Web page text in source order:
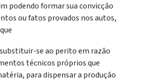
podendo formar sua convicção
ou fatos provados nos autos,
se ao perito em razão
técnicos próprios que
para dispensar a produção